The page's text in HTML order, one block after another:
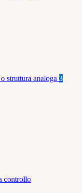
struttura analoga 3
controllo